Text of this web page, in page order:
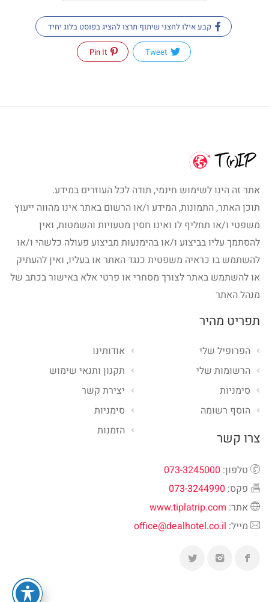
קבע אילו לחצני שיתוף תרצו להציג בפוסט בלוג יחיד
Tweet
Pin It
אתר זה הינו לשימוש חינמי, תודה לכל העוזרים במידע.
תוכן האתר, התמונות, המידע ו/או הרשום באתר אינו מהווה ייעוץ
משפטי ו/או תחליף לו ואינו חסין מטעויות והשמטות, ואין
להסתמך עליו בביצוע ו/או בהימנעות מביצוע פעולה כלשהי ו/או
להשתמש בו כראיה משפטית כנגד האתר או בעליו, ואין להעתיק
או להשתמש באתר לצורך מסחרי או פרטי אלא באישור בכתב של
מנהל האתר
תפריט מהיר
אודותינו
תקנון ותנאי שימוש
יצירת קשר
סימניות
הזמנות
הפרופיל שלי
הרשומות שלי
סימניות
הוסף רשומה
צרו קשר
טלפון: 073-3245000
פקס: 073-3244990
אתר: www.tiplatrip.com
מייל: office@dealhotel.co.il